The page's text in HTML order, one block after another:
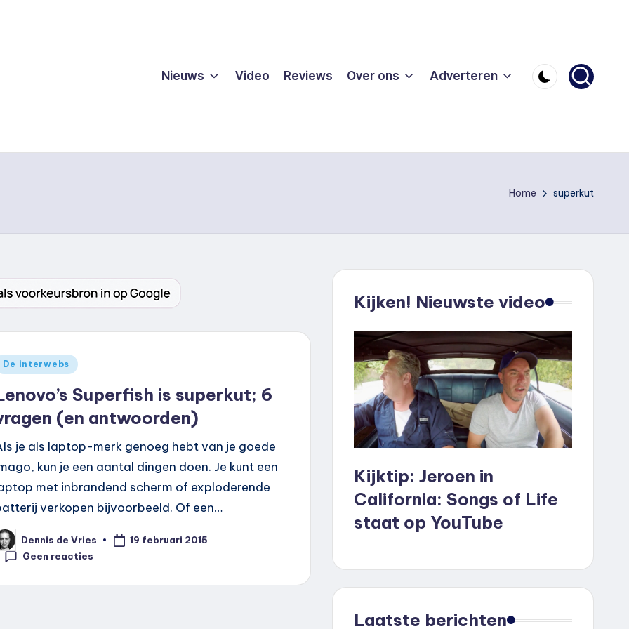
Nieuws Video Reviews Over ons Adverteren
Home superkut
De interwebs
Superfish is superkut; 6
(en antwoorden)
je als laptop-merk genoeg hebt van je goede
kun je een aantal dingen doen. Je kunt een
met inbrandend scherm of exploderende
verkopen bijvoorbeeld. Of een…
Dennis de Vries
19 februari 2015
Geen reacties
Kijken! Nieuwste video
Kijktip: Jeroen in
California: Songs of Life
staat op YouTube
Laatste berichten